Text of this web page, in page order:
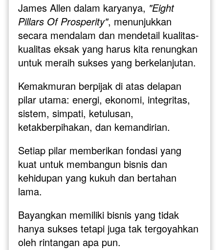
James Allen dalam karyanya, "Eight
Pillars Of Prosperity", menunjukkan
secara mendalam dan mendetail kualitas-
kualitas eksak yang harus kita renungkan
untuk meraih sukses yang berkelanjutan.
Kemakmuran berpijak di atas delapan
pilar utama: energi, ekonomi, integritas,
sistem, simpati, ketulusan,
ketakberpihakan, dan kemandirian.
Setiap pilar memberikan fondasi yang
kuat untuk membangun bisnis dan
kehidupan yang kukuh dan bertahan
lama.
Bayangkan memiliki bisnis yang tidak
hanya sukses tetapi juga tak tergoyahkan
oleh rintangan apa pun.